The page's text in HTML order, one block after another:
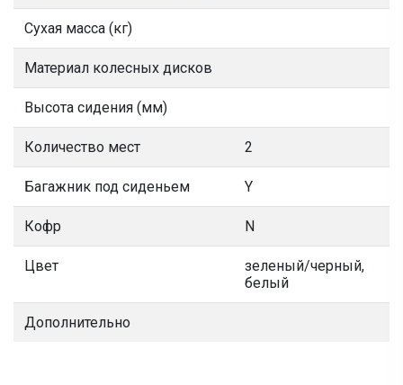
Сухая масса (кг)
Материал колесных дисков
Высота сидения (мм)
Количество мест 2
Багажник под сиденьем Y
Кофр N
Цвет
зеленый/черный,
белый
Дополнительно